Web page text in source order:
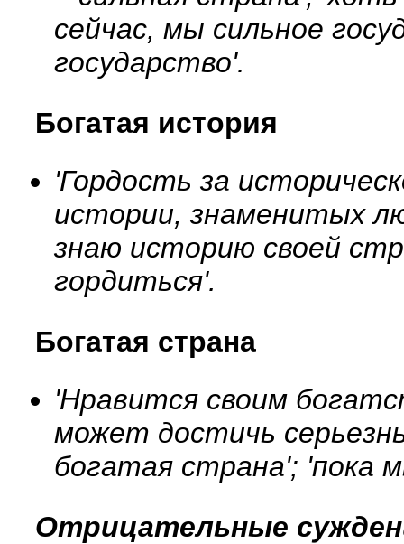
сейчас, мы сильное
государство'.
Богатая история
'Гордость за
истории, знаменитых
знаю историю своей
гордиться'.
Богатая страна
'Нравится своим
может достичь
богатая страна'; 'пока
Отрицательные